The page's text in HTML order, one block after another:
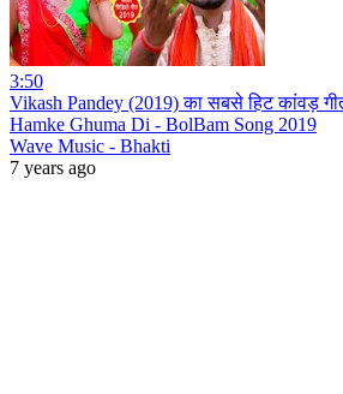
3:50
Vikash Pandey (2019) का सबसे हिट कांवड़
Hamke Ghuma Di - BolBam Song 2019
Wave Music - Bhakti
7 years ago